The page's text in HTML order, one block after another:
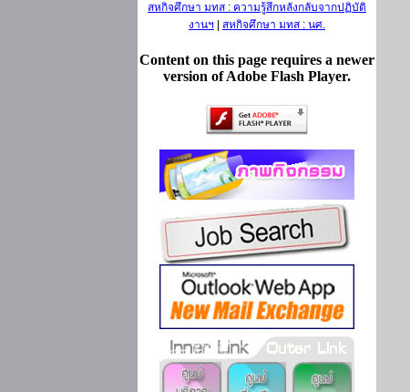
สหกิจศึกษา มทส : ความรู้สึกหลังกลับจากปฏิบัติ
งานฯ
สหกิจศึกษา มทส : นศ.
Content on this page requires a newer
version of Adobe Flash Player.